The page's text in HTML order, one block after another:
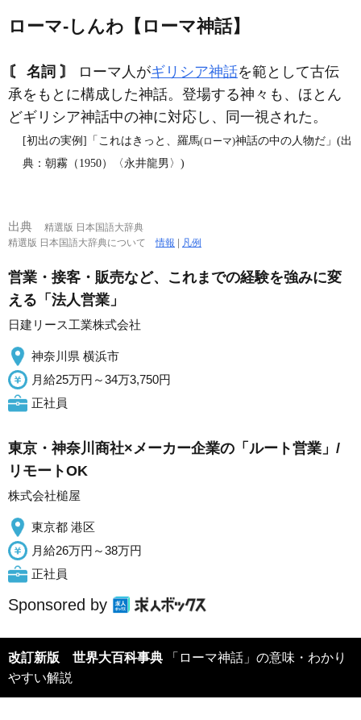
ローマ‐しんわ【ローマ神話】
〘 名詞 〙 ローマ人がギリシア神話を範として古伝
承をもとに構成した神話。登場する神々も、ほとん
どギリシア神話中の神に対応し、同一視された。
[初出の実例]「これはきっと、羅馬(ローマ)神話の中の人物だ」(出
典：朝霧（1950）〈永井龍男〉)
出典
精選版 日本国語大辞典
精選版 日本国語大辞典について情報 | 凡例
営業・接客・販売など、これまでの経験を強みに変
える「法人営業」
日建リース工業株式会社
神奈川県 横浜市
月給25万円～34万3,750円
正社員
東京・神奈川商社×メーカー企業の「ルート営業」/
リモートOK
株式会社槌屋
東京都 港区
月給26万円～38万円
正社員
Sponsored by
改訂新版 世界大百科事典 「ローマ神話」の意味・わかり
やすい解説